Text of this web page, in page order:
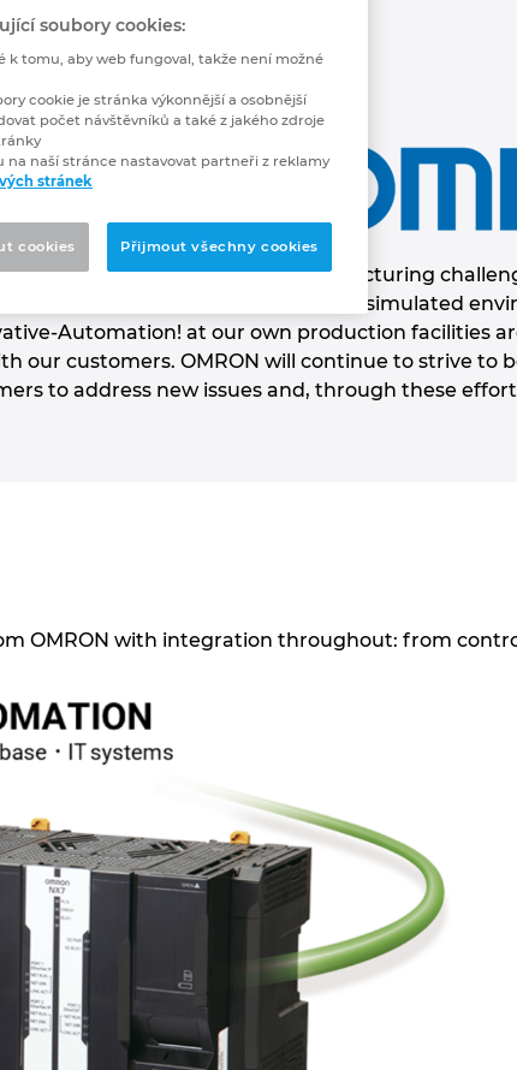
Automation!
with innovation that
as well as where, how,
37 Automation Centers
develop solutions for their manufacturing
experienced sales engineers in a simulated
Automation! at our own production facilities
our customers. OMRON will continue to strive to
to address new issues and, through these
OMRON with integration throughout: from
soubory cookies:
k tomu, aby web fungoval, takže není možné
cookie je stránka výkonnější a osobnější
počet návštěvníků a také z jakého zdroje
na naší stránce nastavovat partneři z reklamy
stránek
cookies Přijmout všechny cookies